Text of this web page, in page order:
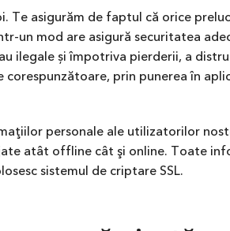
asigurăm de faptul că orice
un mod are asigură securitatea
ilegale și împotriva pierderii, a
prin punerea în
personale ale utilizatorilor
atât offline cât şi online. Toate
sistemul de criptare SSL.